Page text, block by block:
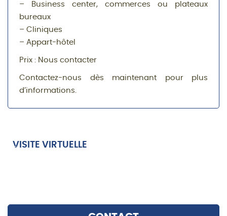
– Business center, commerces ou plateaux
bureaux
– Cliniques
– Appart-hôtel
Prix : Nous contacter
Contactez-nous dès maintenant pour plus
d’informations.
VISITE VIRTUELLE